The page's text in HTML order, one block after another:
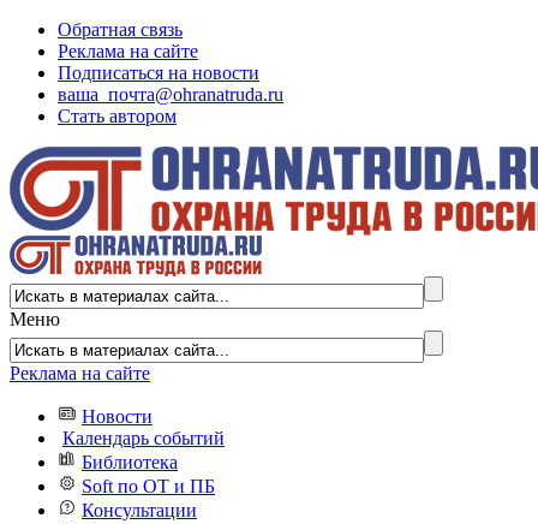
Обратная связь
Реклама на сайте
Подписаться на новости
ваша_почта@ohranatruda.ru
Стать автором
Меню
Реклама на сайте
Новости
Календарь событий
Библиотека
Soft по ОТ и ПБ
Консультации